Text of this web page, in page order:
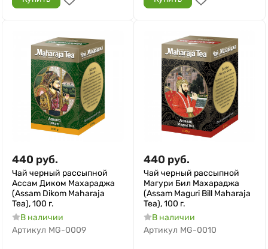
440 руб.
Чай черный рассыпной
Ассам Диком Махараджа
(Assam Dikom Maharaja
Tea), 100 г.
В наличии
Артикул MG-0009
440 руб.
Чай черный рассыпной
Магури Бил Махараджа
(Assam Maguri Bill Maharaja
Tea), 100 г.
В наличии
Артикул MG-0010